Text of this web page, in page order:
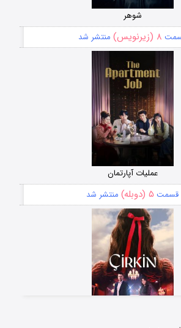
شوهر
۸ (زیرنویس) منتشر شد
عملیات آپارتمان
قسمت ۵ (دوبله) منتشر شد